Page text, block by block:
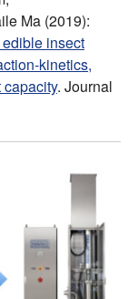
Ma (2019):
insect
capacity. Journal